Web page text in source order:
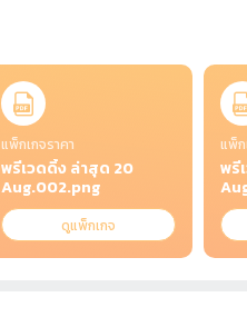
แพ็กเกจราคา
พรีเวดดิ้ง ล่าสุด 20
Aug.002.png
ดูแพ็กเกจ
แพ็ก
พรี